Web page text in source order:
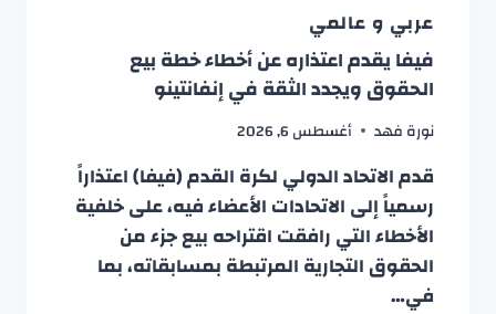
عربي و عالمي
فيفا يقدم اعتذاره عن أخطاء خطة بيع
الحقوق ويجدد الثقة في إنفانتينو
نورة فهد أغسطس 6, 2026
قدم الاتحاد الدولي لكرة القدم (فيفا) اعتذاراً
رسمياً إلى الاتحادات الأعضاء فيه، على خلفية
الأخطاء التي رافقت اقتراحه بيع جزء من
الحقوق التجارية المرتبطة بمسابقاته، بما
في…